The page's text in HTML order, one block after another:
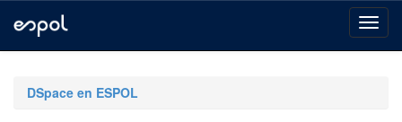
navigationDSpace en ESPOL